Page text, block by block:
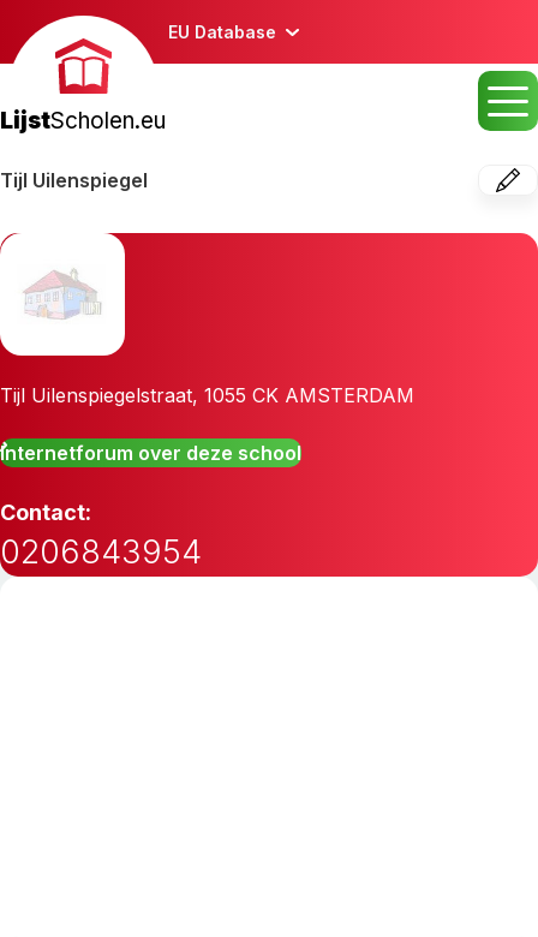
EU Database
LijstScholen.eu
Tijl Uilenspiegel
Tijl Uilenspiegelstraat, 1055 CK AMSTERDAM
Internetforum over deze school
Contact:
0206843954